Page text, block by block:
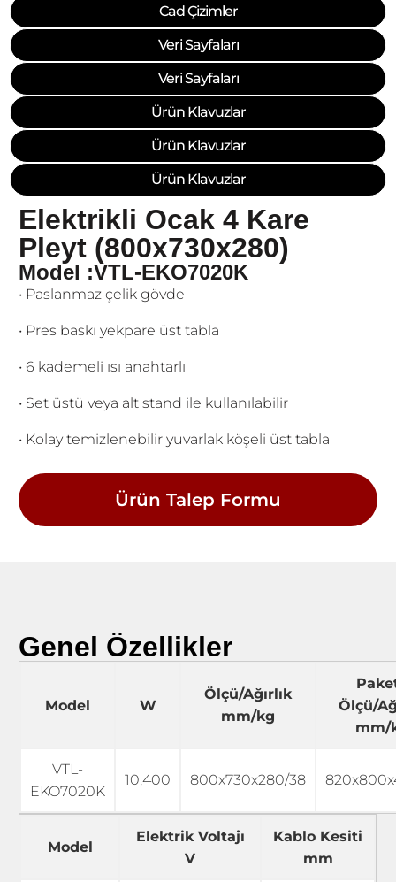
Elektrikli Ocak 4 Kare
Pleyt (800x730x280)
Model :VTL-EKO7020K
• Paslanmaz çelik gövde
• Pres baskı yekpare üst tabla
• 6 kademeli ısı anahtarlı
• Set üstü veya alt stand ile kullanılabilir
• Kolay temizlenebilir yuvarlak köşeli üst tabla
Ürün Talep Formu
Cad Çizimler
Veri Sayfaları
Veri Sayfaları
Ürün Klavuzlar
Ürün Klavuzlar
Ürün Klavuzlar
Genel Özellikler
Model W
Ölçü/Ağırlık
mm/kg
Ölçü/
mm/
VTL-
EKO7020K
10,400 800x730x280/38
Model
Elektrik Voltajı
V
Kablo Kesiti
mm